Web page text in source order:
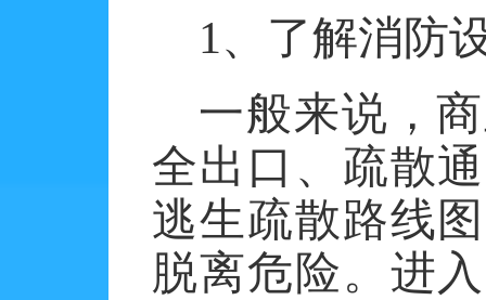
1、了解消防
一般来说，
全出口、疏散
逃生疏散路线
脱离危险。进